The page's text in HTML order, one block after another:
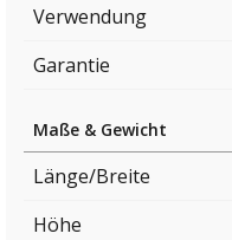
Verwendung
Garantie
Maße & Gewicht
Länge/Breite
Höhe